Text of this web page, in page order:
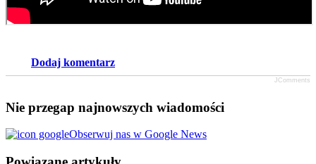
Dodaj komentarz
JComments
Nie przegap najnowszych wiadomości
Obserwuj nas w Google News